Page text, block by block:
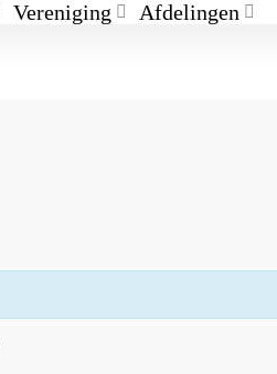
Vereniging Afdelingen